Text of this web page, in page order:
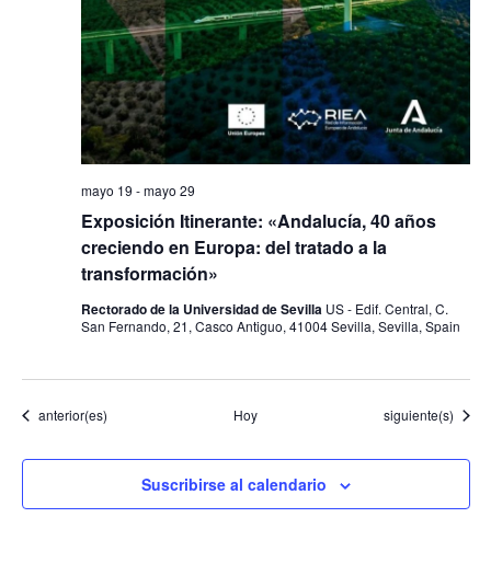
Exposición Itinerante: «Andalucía, 40 años
creciendo en Europa: del tratado a la
transformación»
mayo 19 -mayo 29
Rectorado de la Universidad de Sevilla US - Edif. Central, C.
San Fernando, 21, Casco Antiguo, 41004 Sevilla, Sevilla, Spain
Eventos
anterior(es) Hoy Eventos
siguiente(s)
Suscribirse al calendario